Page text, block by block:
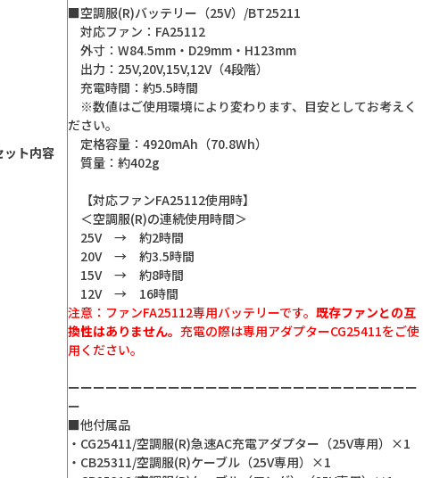
ット内容
■空調服(R)バッテリー（25V）/BT25211
対応ファン：FA25112
外寸：W84.5mm・D29mm・H123mm
出力：25V,20V,15V,12V（4段階）
充電時間：約5.5時間
※数値はご使用環境により変わります、目安としてお考えく
ださい。
定格容量：4920mAh（70.8Wh）
質量：約402g
【対応ファンFA25112使用時】
＜空調服(R)の連続使用時間＞
25V → 約2時間
20V → 約3.5時間
15V → 約8時間
12V → 16時間
注意：ファンFA25112専用バッテリーです。 既存ファンとの互
換性はありません。 充電の際は専用アダプターCG25411をご使
用ください。
ーーーーーーーーーーーーーーーーーーーーーーーーーーーー
ー
■他付属品
・CG25411/空調服(R)急速AC充電アダプター（25V専用）×1
・CB25311/空調服(R)ケーブル（25V専用）×1